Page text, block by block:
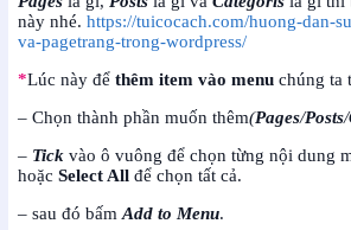
này nhé. https://tuicocach.com/huong-dan-
va-pagetrang-trong-wordpress/
*Lúc này để thêm item vào menu chúng ta
– Chọn thành phần muốn thêm(Pages/Posts/
– Tick vào ô vuông để chọn từng nội dung
hoặc Select All để chọn tất cả.
– sau đó bấm Add to Menu.